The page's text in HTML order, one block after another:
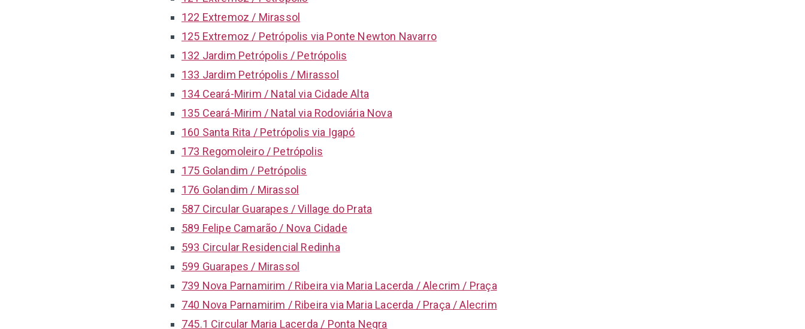
122 Extremoz / Mirassol
125 Extremoz / Petrópolis via Ponte Newton Navarro
132 Jardim Petrópolis / Petrópolis
133 Jardim Petrópolis / Mirassol
134 Ceará-Mirim / Natal via Cidade Alta
135 Ceará-Mirim / Natal via Rodoviária Nova
160 Santa Rita / Petrópolis via Igapó
173 Regomoleiro / Petrópolis
175 Golandim / Petrópolis
176 Golandim / Mirassol
587 Circular Guarapes / Village do Prata
589 Felipe Camarão / Nova Cidade
593 Circular Residencial Redinha
599 Guarapes / Mirassol
739 Nova Parnamirim / Ribeira via Maria Lacerda / Alecrim / Praça
740 Nova Parnamirim / Ribeira via Maria Lacerda / Praça / Alecrim
745.1 Circular Maria Lacerda / Ponta Negra